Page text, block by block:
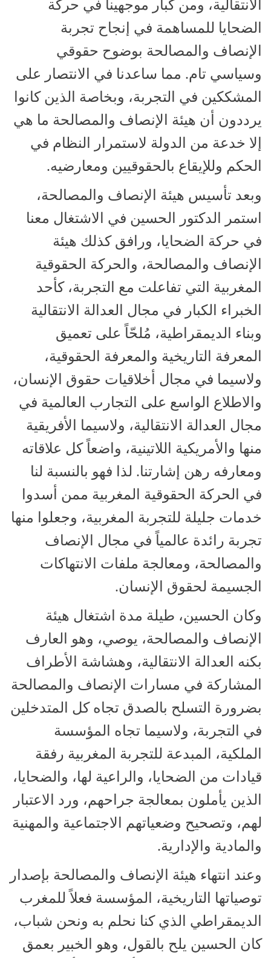
الانتقالية، ومن كبار موجهينا في حركة
الضحايا للمساهمة في إنجاح تجربة
الإنصاف والمصالحة بوضوح حقوقي
وسياسي تام. مما ساعدنا في الانتصار على
المشككين في التجربة، وبخاصة الذين كانوا
يرددون أن هيئة الإنصاف والمصالحة ما هي
إلا خدعة من الدولة لاستمرار النظام في
الحكم وللإيقاع بالحقوقيين ومعارضيه.
وبعد تأسيس هيئة الإنصاف والمصالحة،
استمر الدكتور الحسين في الاشتغال معنا
في حركة الضحايا، ورافق كذلك هيئة
الإنصاف والمصالحة، والحركة الحقوقية
المغربية التي تفاعلت مع التجربة، كأحد
الخبراء الكبار في مجال العدالة الانتقالية
وبناء الديمقراطية، مُلحّاً على تعميق
المعرفة التاريخية والمعرفة الحقوقية،
ولاسيما في مجال أخلاقيات حقوق الإنسان،
والاطلاع الواسع على التجارب العالمية في
مجال العدالة الانتقالية، ولاسيما الأفريقية
منها والأمريكية اللاتينية، واضعاً كل علاقاته
ومعارفه رهن إشارتنا. لذا فهو بالنسبة لنا
في الحركة الحقوقية المغربية ممن أسدوا
خدمات جليلة للتجربة المغربية، وجعلوا منها
تجربة رائدة عالمياً في مجال الإنصاف
والمصالحة، ومعالجة ملفات الانتهاكات
الجسيمة لحقوق الإنسان.
وكان الحسين، طيلة مدة اشتغال هيئة
الإنصاف والمصالحة، يوصي، وهو العارف
بكنه العدالة الانتقالية، وهشاشة الأطراف
المشاركة في مسارات الإنصاف والمصالحة
بضرورة التسلح بالصدق تجاه كل المتدخلين
في التجربة، ولاسيما تجاه المؤسسة
الملكية، المبدعة للتجربة المغربية رفقة
قيادات من الضحايا، والراعية لها، والضحايا،
الذين يأملون بمعالجة جراحهم، ورد الاعتبار
لهم، وتصحيح وضعياتهم الاجتماعية والمهنية
والمادية والإدارية.
وعند انتهاء هيئة الإنصاف والمصالحة بإصدار
توصياتها التاريخية، المؤسسة فعلاً للمغرب
الديمقراطي الذي كنا نحلم به ونحن شباب،
كان الحسين يلح بالقول، وهو الخبير بعمق